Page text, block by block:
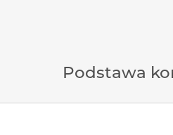
Podstawa